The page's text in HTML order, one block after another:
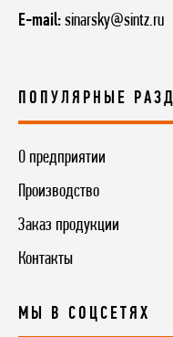
E-mail: sinarsky@sintz.ru
ПОПУЛЯРНЫЕ
О предприятии
Производство
Заказ продукции
Контакты
МЫ В СОЦСЕТЯХ